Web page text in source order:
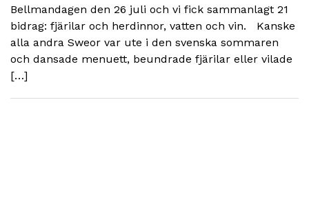
Bellmandagen den 26 juli och vi fick sammanlagt 21
bidrag: fjärilar och herdinnor, vatten och vin. Kanske
alla andra Sweor var ute i den svenska sommaren
och dansade menuett, beundrade fjärilar eller vilade
[…]